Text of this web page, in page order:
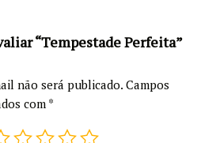
“Tempestade Perfeita”
não será publicado. Campos
com *